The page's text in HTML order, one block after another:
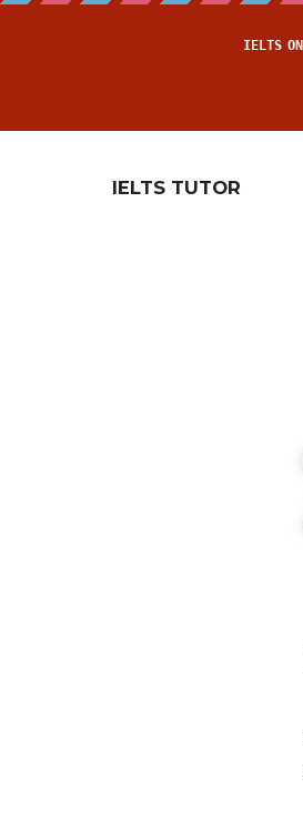
IELTS TUTOR